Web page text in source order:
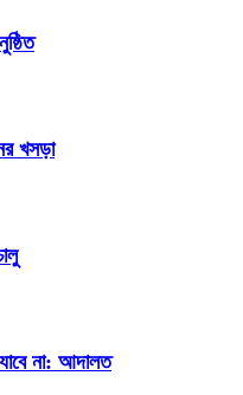
খসড়া
যাবে না: আদালত